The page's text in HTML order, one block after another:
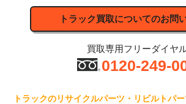
トラック買取についてのお問
買取専用フリーダイヤ
0120-249-
トラックのリサイクルパーツ・リビルトパ